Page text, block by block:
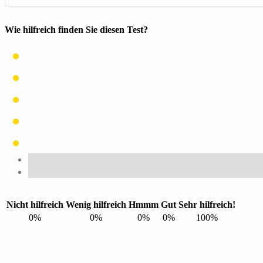
Wie hilfreich finden Sie diesen Test?
Nicht hilfreich Wenig hilfreich Hmmm Gut Sehr hilfreich!
0%
0% 0% 0% 100%